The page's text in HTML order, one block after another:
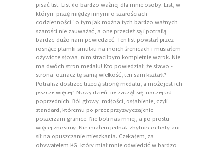
pisać list. List do bardzo ważnej dla mnie osoby. List, w
którym piszę między innymi o szarościach
codzienności i o tym jak można tych bardzo ważnych
szarości nie zauważać, a one przecież są i potrafią
bardzo dużo nam powiedzieć. Ten list powstał przez
rosnące plamki smutku na moich źrenicach i musiałem
ożywić te słowa, nim straciłbym kompletnie wzrok. Nie
ma dwóch stron medalu! Kto powiedział, że sławo -
strona, oznacz tę samą wielkość, ten sam kształt?
Potrafisz dostrzec trzecią stronę medalu, a może jest ich
jeszcze więcej? Nowy dzień nie zaczął się inaczej od
poprzednich. Ból głowy, mdłości, osłabienie, czyli
standard, któremu po przez przyzwyczajenie
poszerzam granice. Nie boli nas mniej, a po prostu
więcej znosimy. Nie miałem jednak zbytnio ochoty ani
sił na opuszczanie mieszkania. Czekałem, za
obywatelem KG, który miał mnie odwiedzić w bardzo